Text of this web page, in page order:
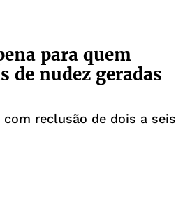
para quem
de nudez geradas
reclusão de dois a seis